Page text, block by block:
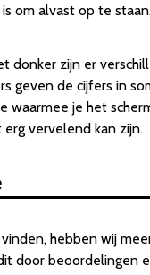
om alvast op te
donker zijn er
geven de cijfers in
waarmee je het
vervelend kan zijn.
hebben wij
door beoordelingen